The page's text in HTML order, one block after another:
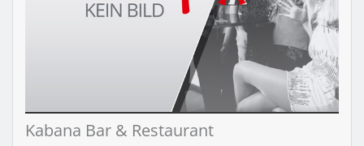
Kabana Bar & Restaurant